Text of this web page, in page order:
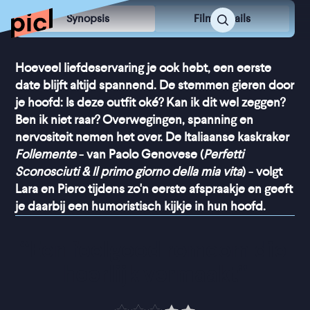
Synopsis Film Details
Hoeveel liefdeservaring je ook hebt, een eerste
date blijft altijd spannend. De stemmen gieren door
je hoofd: Is deze outfit oké? Kan ik dit wel zeggen?
Ben ik niet raar? Overwegingen, spanning en
nervositeit nemen het over. De Italiaanse kaskraker
Follemente- van Paolo Genovese (Perfetti
Sconosciuti & Il primo giorno della mia vita) - volgt
Lara en Piero tijdens zo'n eerste afspraakje en geeft
je daarbij een humoristisch kijkje in hun hoofd.